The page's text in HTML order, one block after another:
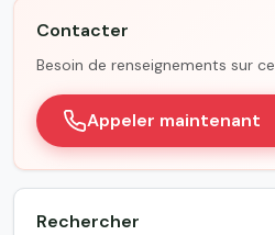
Contacter
Besoin de renseignements sur
Appeler maintenant
Rechercher